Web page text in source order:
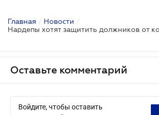
Главная / Новости /
Оставьте комментарий
Войдите, чтобы оставить